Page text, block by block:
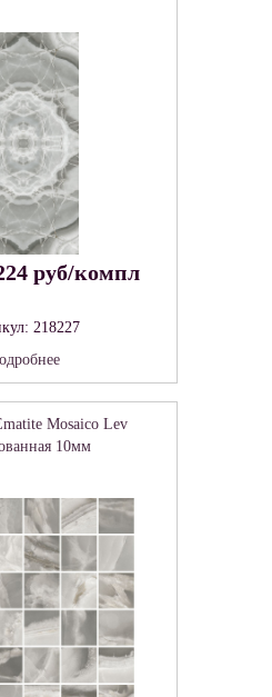
руб/компл
218227
Mosaico Lev
10мм